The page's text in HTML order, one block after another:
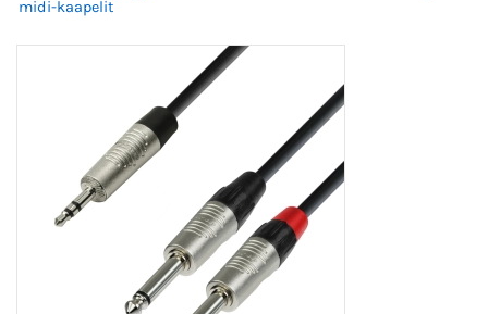
midi-kaapelit